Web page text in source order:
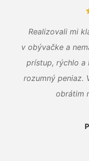
Realizovali mi
v obývačke a
prístup, rýchlo a
rozumný peniaz.
obrátim